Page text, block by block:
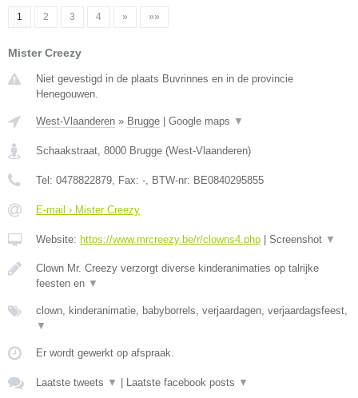
1 2 3 4 » »»
Mister Creezy
Niet gevestigd in de plaats Buvrinnes en in de provincie
Henegouwen.
West-Vlaanderen » Brugge Google maps ▼
Schaakstraat, 8000 Brugge (West-Vlaanderen)
Tel: 0478822879, Fax: -, BTW-nr: BE0840295855
E-mail › Mister Creezy
Website: https://www.mrcreezy.be/r/clowns4.php Screenshot ▼
Clown Mr. Creezy verzorgt diverse kinderanimaties op talrijke
feesten en ▼
clown, kinderanimatie, babyborrels, verjaardagen, verjaardagsfeest,
▼
Er wordt gewerkt op afspraak.
Laatste tweets ▼ Laatste facebook posts ▼